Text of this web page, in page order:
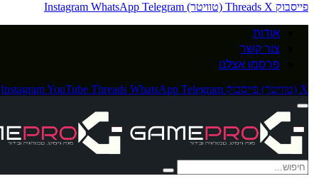
פייסבוק
Threads X (טוויטר) Instagram WhatsApp Telegram
אודות
צור קשר
פרסמו אצלנו
X (טוויטר) פייסבוק InstagramYouTube Threads WhatsApp Telegram